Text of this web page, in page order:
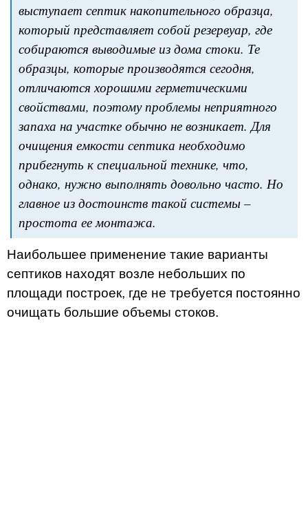
выступает септик накопительного образца,
который представляет собой резервуар, где
собираются выводимые из дома стоки. Те
образцы, которые производятся сегодня,
отличаются хорошими герметическими
свойствами, поэтому проблемы неприятного
запаха на участке обычно не возникает. Для
очищения емкости септика необходимо
прибегнуть к специальной технике, что,
однако, нужно выполнять довольно часто. Но
главное из достоинств такой системы –
простота ее монтажа.
Наибольшее применение такие варианты
септиков находят возле небольших по
площади построек, где не требуется постоянно
очищать большие объемы стоков.